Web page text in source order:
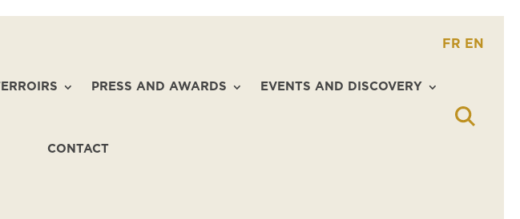
FR EN
PRESS AND AWARDS EVENTS AND DISCOVERY
CONTACT